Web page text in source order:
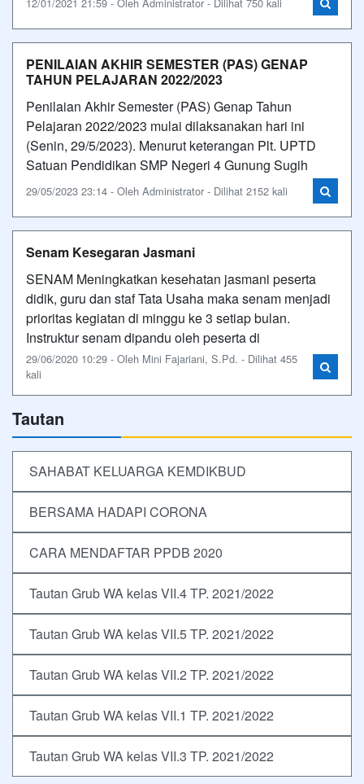
PENILAIAN AKHIR SEMESTER (PAS) GENAP
TAHUN PELAJARAN 2022/2023
Penilaian Akhir Semester (PAS) Genap Tahun
Pelajaran 2022/2023 mulai dilaksanakan hari ini
(Senin, 29/5/2023). Menurut keterangan Plt. UPTD
Satuan Pendidikan SMP Negeri 4 Gunung Sugih
29/05/2023 23:14 - Oleh Administrator - Dilihat 2152 kali
Senam Kesegaran Jasmani
SENAM Meningkatkan kesehatan jasmani peserta
didik, guru dan staf Tata Usaha maka senam menjadi
prioritas kegiatan di minggu ke 3 setiap bulan.
Instruktur senam dipandu oleh peserta di
29/06/2020 10:29 - Oleh Mini Fajariani, S.Pd. - Dilihat 455
kali
Tautan
SAHABAT KELUARGA KEMDIKBUD
BERSAMA HADAPI CORONA
CARA MENDAFTAR PPDB 2020
Tautan Grub WA kelas VII.4 TP. 2021/2022
Tautan Grub WA kelas VII.5 TP. 2021/2022
Tautan Grub WA kelas VII.2 TP. 2021/2022
Tautan Grub WA kelas VII.1 TP. 2021/2022
Tautan Grub WA kelas VII.3 TP. 2021/2022